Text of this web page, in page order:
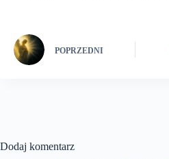
POPRZEDNI
Dodaj komentarz